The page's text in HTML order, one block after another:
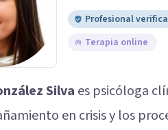
Profesional
Terapia online
Silva es psicóloga
en crisis y los